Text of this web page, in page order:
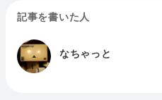
記事を書いた人
なちゃっと